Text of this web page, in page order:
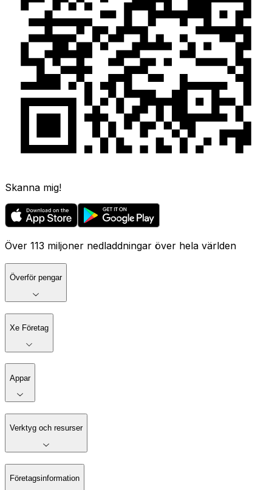
Skanna mig!
Över 113 miljoner nedladdningar över hela världen
Överför pengar
Xe Företag
Appar
Verktyg och resurser
Företagsinformation